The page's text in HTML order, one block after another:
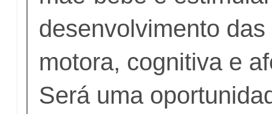
desenvolvimento
motora, cognitiva e
Será uma